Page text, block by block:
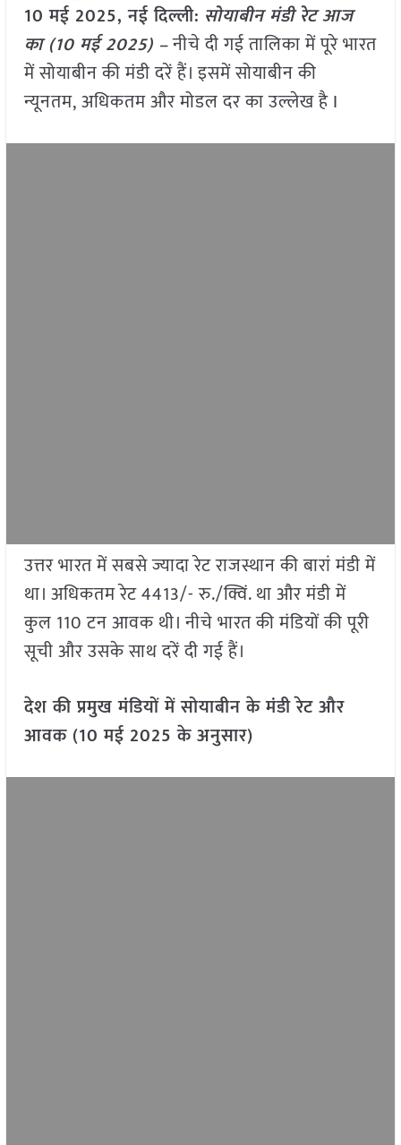
10 मई 2025, नई दिल्ली: सोयाबीन मंडी रेट आज
का (10 मई 2025) –नीचे दी गई तालिका में पूरे भारत
में सोयाबीन की मंडी दरें हैं। इसमें सोयाबीन की
न्यूनतम, अधिकतम और मोडल दर का उल्लेख है I
उत्तर भारत में सबसे ज्यादा रेट राजस्थान की बारां मंडी में
था। अधिकतम रेट 4413/- रु./क्विं. था और मंडी में
कुल 110 टन आवक थी। नीचे भारत की मंडियों की पूरी
सूची और उसके साथ दरें दी गई हैं।
देश की प्रमुख मंडियों में सोयाबीन के मंडी रेट और
आवक (10 मई 2025 के अनुसार)